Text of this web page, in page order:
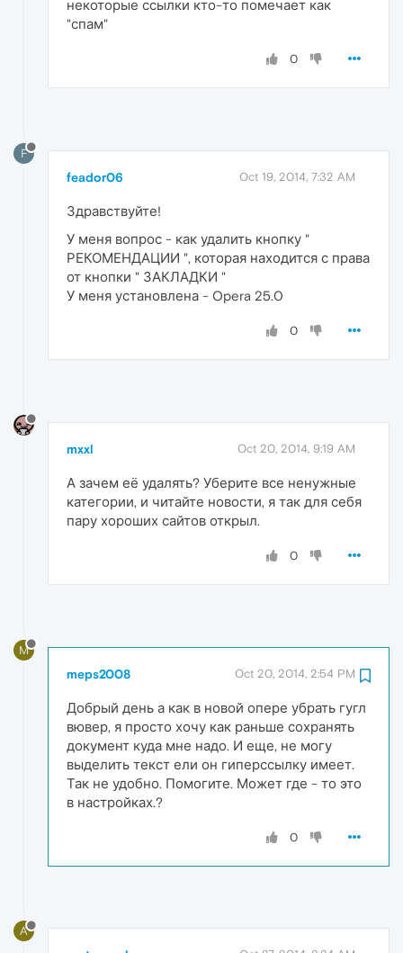
некоторые ссылки кто-то помечает как
"спам"
0
F
feador06 Oct 19, 2014, 7:32 AM
Здравствуйте!
У меня вопрос - как удалить кнопку "
РЕКОМЕНДАЦИИ ", которая находится с права
от кнопки " ЗАКЛАДКИ "
У меня установлена - Opera 25.0
0
mxxl Oct 20, 2014, 9:19 AM
А зачем её удалять? Уберите все ненужные
категории, и читайте новости, я так для себя
пару хороших сайтов открыл.
0
M
meps2008 Oct 20, 2014, 2:54 PM
Добрый день а как в новой опере убрать гугл
вювер, я просто хочу как раньше сохранять
документ куда мне надо. И еще, не могу
выделить текст ели он гиперссылку имеет.
Так не удобно. Помогите. Может где - то это
в настройках.?
0
A